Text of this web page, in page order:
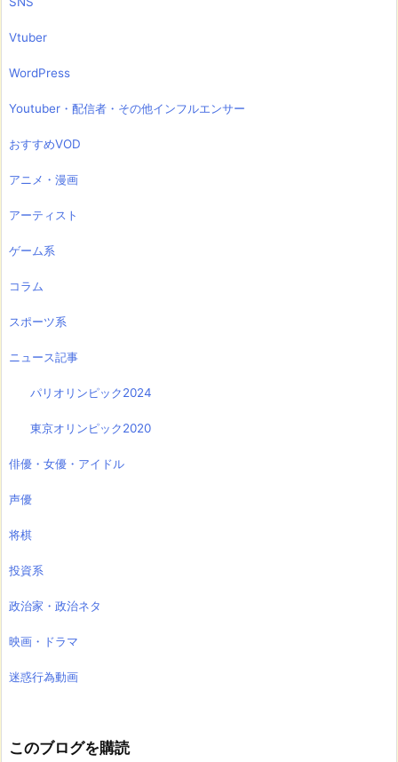
Vtuber
WordPress
Youtuber・配信者・その他インフルエンサー
おすすめVOD
アニメ・漫画
アーティスト
ゲーム系
コラム
スポーツ系
ニュース記事
パリオリンピック2024
東京オリンピック2020
俳優・女優・アイドル
声優
将棋
投資系
政治家・政治ネタ
映画・ドラマ
迷惑行為動画
このブログを購読